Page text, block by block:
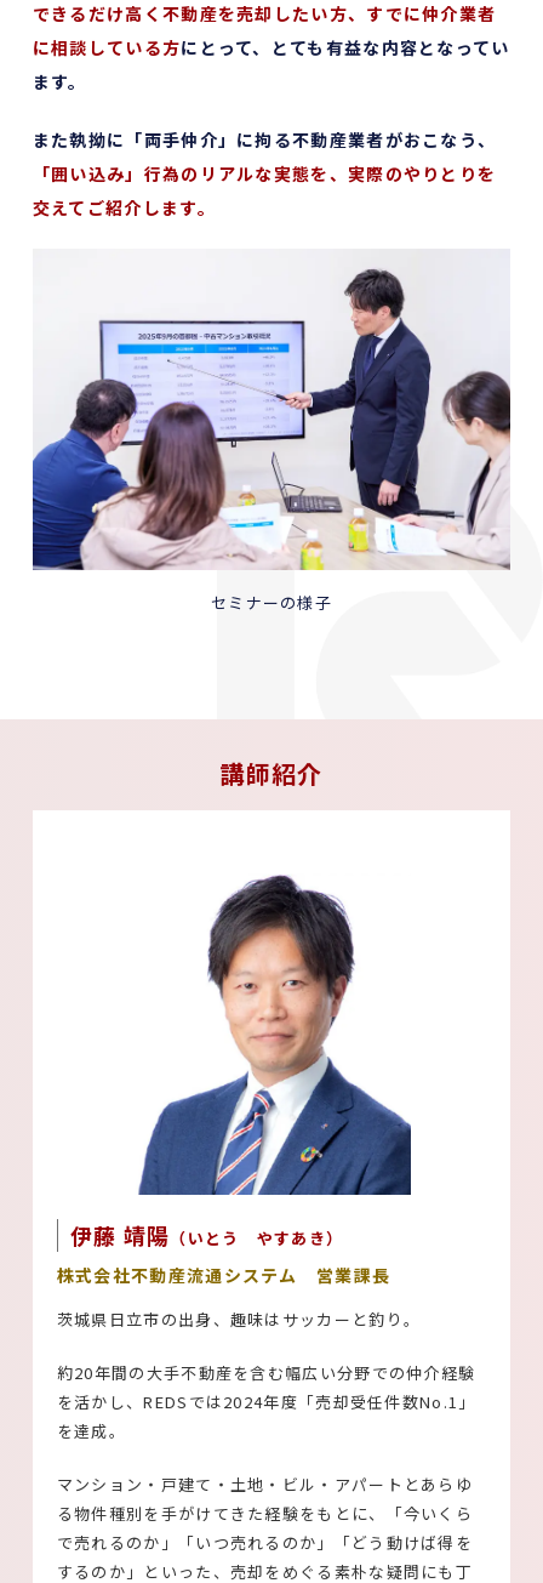
できるだけ高く不動産を売却したい方、すでに仲介業者
に相談している方にとって、とても有益な内容となってい
ます。
また執拗に「両手仲介」に拘る不動産業者がおこなう、
「囲い込み」行為のリアルな実態を、実際のやりとりを
交えてご紹介します。
セミナーの様子
講師紹介
伊藤 靖陽 （いとう やすあき）
株式会社不動産流通システム 営業課長
茨城県日立市の出身、趣味はサッカーと釣り。
約20年間の大手不動産を含む幅広い分野での仲介経験
を活かし、REDSでは2024年度「売却受任件数No.1」
を達成。
マンション・戸建て・土地・ビル・アパートとあらゆ
る物件種別を手がけてきた経験をもとに、「今いくら
で売れるのか」「いつ売れるのか」「どう動けば得を
するのか」といった、売却をめぐる素朴な疑問にも丁